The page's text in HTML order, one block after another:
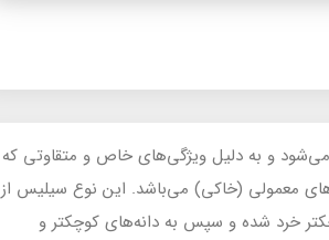
می‌شود و به دلیل ویژگی‌های خاص و متقاوتی که
معمولی (خاکی) می‌باشد. این نوع سیلیس‌ از
خرد شده و سپس به دانه‌های کوچکتر و